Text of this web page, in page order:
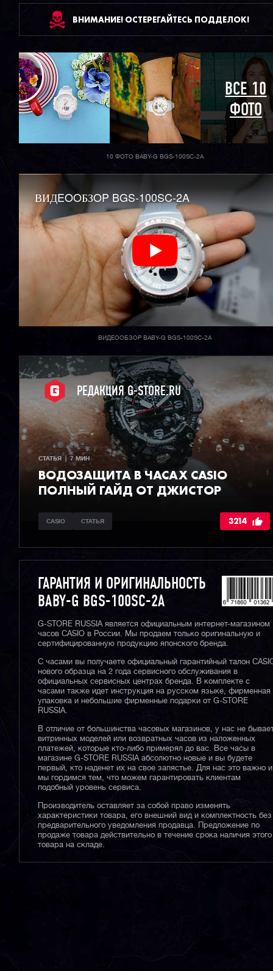
ВНИМАНИЕ! ОСТЕРЕГАЙТЕСЬ ПОДДЕЛОК!
ВСЕ 10
ФОТО
10 ФОТО BABY-G BGS-100SC-2A
ВИДEOOБЗOP BGS-100SC-2A
ВИДЕООБЗОР BABY-G BGS-100SC-2A
РЕДАКЦИЯ G-STORE.RU
СТАТЬЯ  |  7 МИН
ВОДОЗАЩИТА В ЧАСАХ CASIO
ПОЛНЫЙ ГАЙД ОТ ДЖИСТОР
CASIO СТАТЬЯ 3214
ГАРАНТИЯ И ОРИГИНАЛЬНОСТЬ
BABY-G BGS-100SC-2A
G-STORE RUSSIA является официальным интернет-магазином
часов CASIO в России. Мы продаем только оригинальную и
сертифицированную продукцию японского бренда.
С часами вы получаете официальный гарантийный талон
нового образца на 2 года сервисного обслуживания в
официальных сервисных центрах бренда. В комплекте с
часами также идет инструкция на русском языке, фирменная
упаковка и небольшие фирменные подарки от G-STORE
RUSSIA.
В отличие от большинства часовых магазинов, у нас не
витринных моделей или возвратных часов из наложенных
платежей, которые кто-либо примерял до вас. Все часы в
магазине G-STORE RUSSIA абсолютно новые и вы будете
первый, кто наденет их на свое запястье. Для нас это важно и
мы гордимся тем, что можем гарантировать клиентам
подобный уровень сервиса.
Производитель оставляет за собой право изменять
характеристики товара, его внешний вид и комплектность без
предварительного уведомления продавца. Предложение по
продаже товара действительно в течение срока наличия этого
товара на складе.